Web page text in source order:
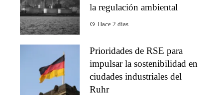
la regulación ambiental
Hace 2 días
Prioridades de RSE para
impulsar la sostenibilidad en
ciudades industriales del
Ruhr